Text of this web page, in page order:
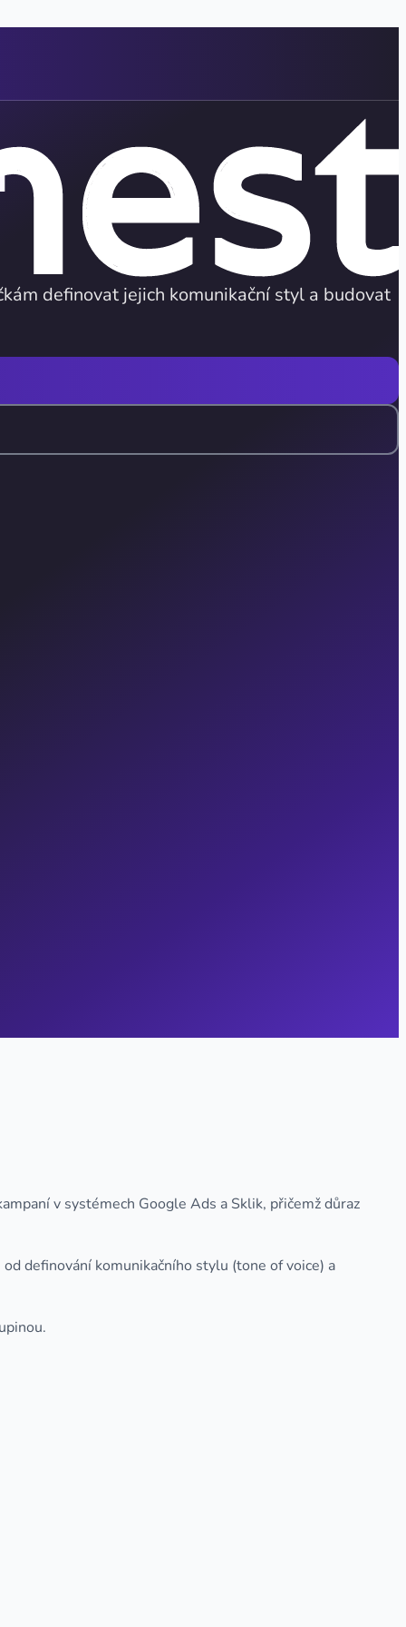
definovat jejich komunikační styl a budovat
v systémech Google Ads a Sklik, přičemž důraz
definování komunikačního stylu (tone of voice) a